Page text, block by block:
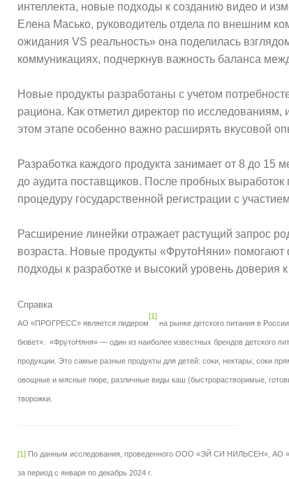
интеллекта, новые подходы к созданию видео и
Елена Масько, руководитель отдела по внешним
ожидания VS реальность» она поделилась
коммуникациях, подчеркнув важность баланса
Новые продукты разработаны с учетом
рациона. Как отметил директор по
этом этапе особенно важно расширять вкусовой
Разработка каждого продукта занимает от 8 до 15
до аудита поставщиков. После пробных
процедуру государственной регистрации с
Расширение линейки отражает растущий запрос
возраста. Новые продукты «ФрутоНяни»
подходы к разработке и высокий уровень доверия к
Справка
АО «ПРОГРЕСС» является лидером
[1]
на рынке детского питания в
бювет». «ФрутоНяня» — один из наиболее известных брендов детского
продукции. Это самые разные продукты для детей: соки, нектары, соки
овощные и мясные пюре, различные виды каш (быстрорастворимые,
творожки.
[1] По данным исследования, проведенного ООО «ЭЙ СИ НИЛЬСЕН», АО
за период с января по декабрь 2024 г.